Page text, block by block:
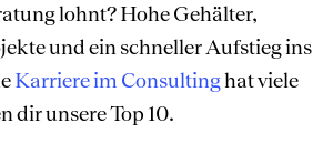
lohnt? Hohe Gehälter,
und ein schneller Aufstieg ins
Karriere im Consultinghat viele
dir unsere Top 10.